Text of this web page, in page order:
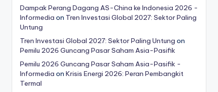
Dampak Perang Dagang AS-China ke Indonesia 2026 -
Informedia on Tren Investasi Global 2027: Sektor Paling
Untung
Tren Investasi Global 2027: Sektor Paling Untung on
Pemilu 2026 Guncang Pasar Saham Asia-Pasifik
Pemilu 2026 Guncang Pasar Saham Asia-Pasifik -
Informedia on Krisis Energi 2026: Peran Pembangkit
Termal